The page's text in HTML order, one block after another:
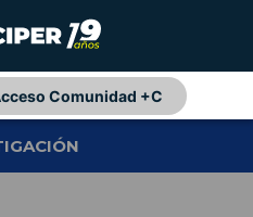
Comunidad +C